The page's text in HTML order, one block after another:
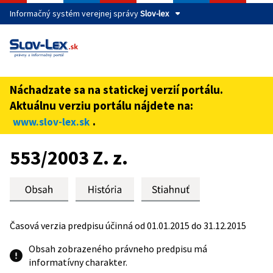
Informačný systém verejnej správySlov-lex
Táto stránka je zabezpečená
cez zabezpečenú webovú stránku verejnej správy SR.
Zabezpečená stránka vždy začína https:// pred názvom
domény webového sídla.
Náchadzate sa na statickej verzií portálu.
Aktuálnu verziu portálu nájdete na:
www.slov-lex.sk .
Preskoč na obsah
553/2003 Z. z.
Časová verzia predpisu účinná od 01.01.2015 do 31.12.2015
Obsah zobrazeného právneho predpisu má
informatívny charakter.